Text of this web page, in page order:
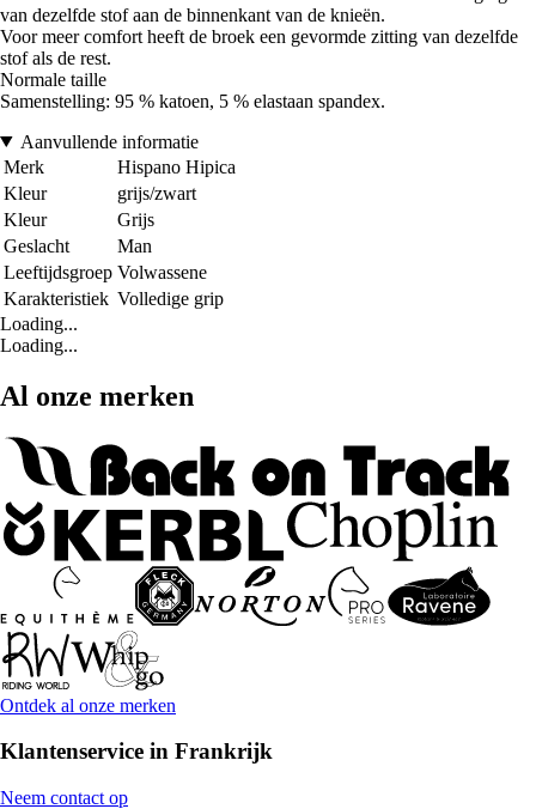
van dezelfde stof aan de binnenkant van de knieën.
Voor meer comfort heeft de broek een gevormde zitting van dezelfde
stof als de rest.
Normale taille
Samenstelling: 95 % katoen, 5 % elastaan spandex.
Aanvullende informatie
Merk
Hispano Hipica
Kleur
grijs/zwart
Kleur
Grijs
Geslacht
Man
Leeftijdsgroep Volwassene
Karakteristiek Volledige grip
Loading...
Loading...
Al onze merken
Ontdek al onze merken
Klantenservice in Frankrijk
Neem contact op